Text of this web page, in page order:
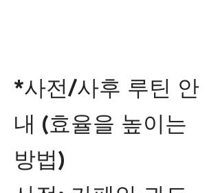
*사전/사후 루틴 안
내 (효율을 높이는
방법)